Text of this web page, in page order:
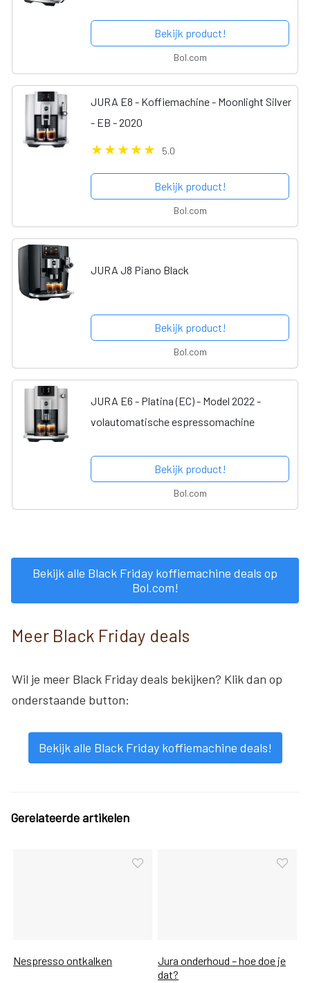
Bekijk product!
Bol.com
JURA E8 - Koffiemachine - Moonlight Silver
- EB - 2020
5.0
Bekijk product!
Bol.com
JURA J8 Piano Black
Bekijk product!
Bol.com
JURA E6 - Platina (EC) - Model 2022 -
volautomatische espressomachine
Bekijk product!
Bol.com
Bekijk alle Black Friday koffiemachine deals op
Bol.com!
Meer Black Friday deals
Wil je meer Black Friday deals bekijken? Klik dan op
onderstaande button:
Bekijk alle Black Friday koffiemachine deals!
Gerelateerde artikelen
Nespresso ontkalken
Jura onderhoud – hoe doe je
dat?